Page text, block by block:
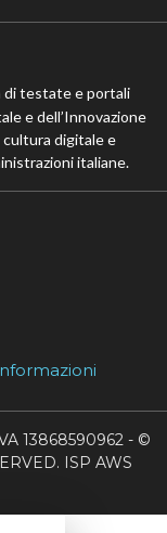
di testate e portali
e dell’Innovazione
cultura digitale e
italiane.
13868590962 - ©
ISP AWS